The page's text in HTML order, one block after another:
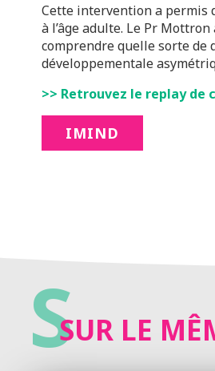
Cette intervention a permis
à l’âge adulte. Le Pr
comprendre quelle sorte de
développementale
>> Retrouvez le replay de
IMIND
SSUR LE